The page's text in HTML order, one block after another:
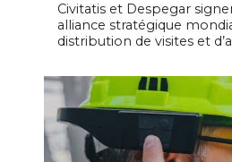
Civitatis et Despegar
alliance stratégique
distribution de visites et